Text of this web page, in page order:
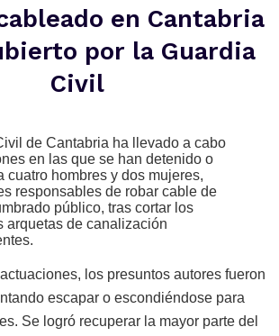
en Cantabria
por la Guardia
Civil
de Cantabria ha llevado a cabo
en las que se han detenido o
cuatro hombres y dos mujeres,
responsables de robar cable de
público, tras cortar los
arquetas de canalización
los presuntos autores fueron
escapar o escondiéndose para
Se logró recuperar la mayor parte del